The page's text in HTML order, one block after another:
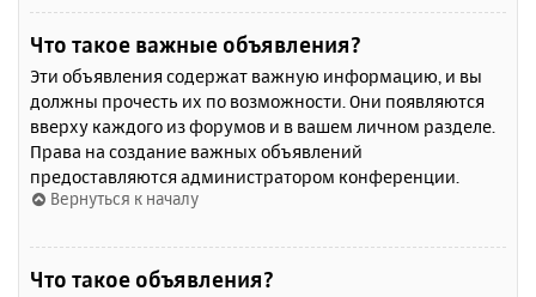
Что такое важные объявления?
Эти объявления содержат важную информацию, и вы
должны прочесть их по возможности. Они появляются
вверху каждого из форумов и в вашем личном разделе.
Права на создание важных объявлений
предоставляются администратором конференции.
Вернуться к началу
Что такое объявления?